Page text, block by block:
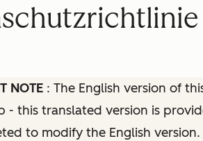
NOTE : The English version of
- this translated version is
to modify the English version.